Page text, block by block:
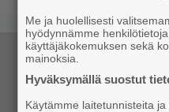
Me ja huolellisesti
hyödynnämme
käyttäjäkokemuksen sekä
mainoksia.
Hyväksymällä suostut
Käytämme laitetunnisteita